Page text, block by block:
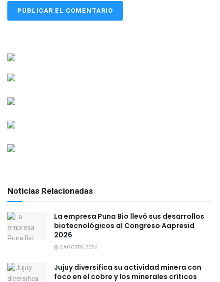
Noticias Relacionadas
La empresa Puna Bio llevó sus desarrollos
biotecnológicos al Congreso Aapresid
2026
6 AGOSTO, 2026
Jujuy diversifica su actividad minera con
foco en el cobre y los minerales críticos